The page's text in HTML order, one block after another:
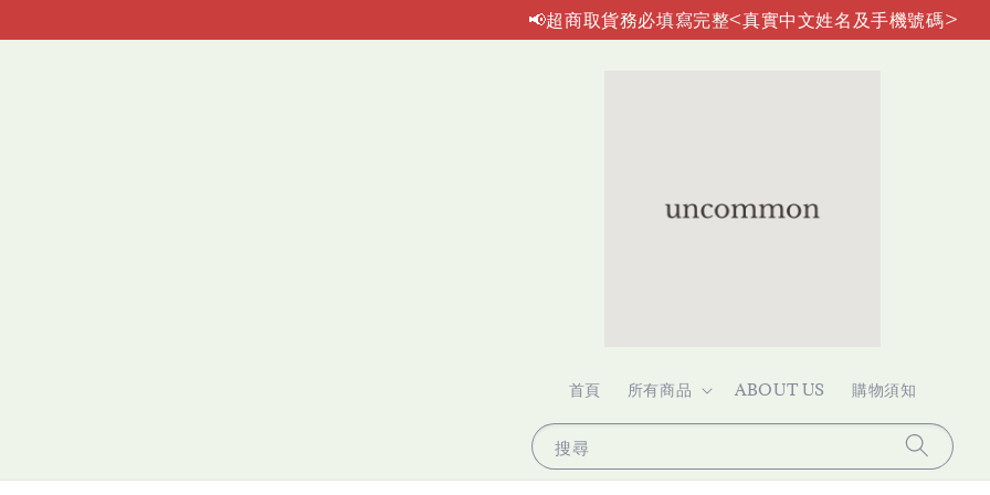
📢超商取貨務必填寫完整<真實中文姓名及手機號碼>
搜尋
首頁 所有商品 ABOUT US 購物須知